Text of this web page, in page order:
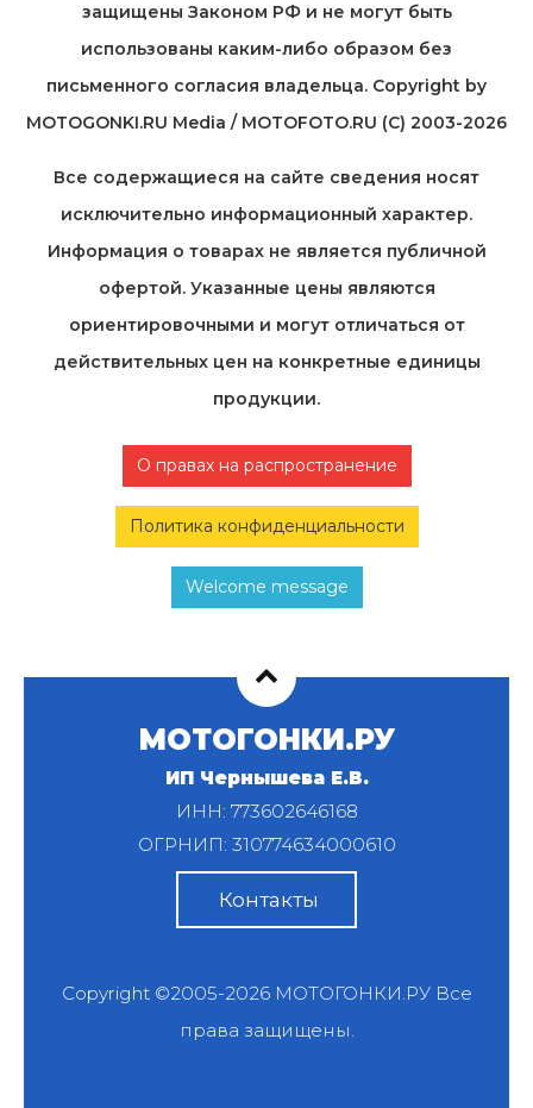
защищены Законом РФ и не могут быть
использованы каким-либо образом без
письменного согласия владельца. Copyright by
MOTOGONKI.RU Media / MOTOFOTO.RU (C) 2003-2026
Все содержащиеся на cайте сведения носят
исключительно информационный характер.
Информация о товарах не является публичной
офертой. Указанные цены являются
ориентировочными и могут отличаться от
действительных цен на конкретные единицы
продукции.
О правах на распространение
Политика конфиденциальности
Welcome message
МОТОГОНКИ.РУ
ИП Чернышева Е.В.
ИНН: 773602646168
ОГРНИП: 310774634000610
Контакты
Copyright ©2005-2026 МОТОГОНКИ.РУВсе
права защищены.